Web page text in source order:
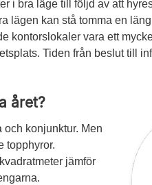
i bra läge till följd av att
lägen kan stå tomma en
kontorslokaler vara ett
Tiden från beslut till
året?
konjunktur. Men
topphyror.
jämför